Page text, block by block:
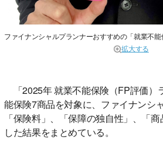
ファイナンシャルプランナーおすすめの「就業不
拡大する
「2025年 就業不能保険（FP評価）
能保険7商品を対象に、ファイナンシ
「保険料」、「保障の独自性」、「
した結果をまとめている。